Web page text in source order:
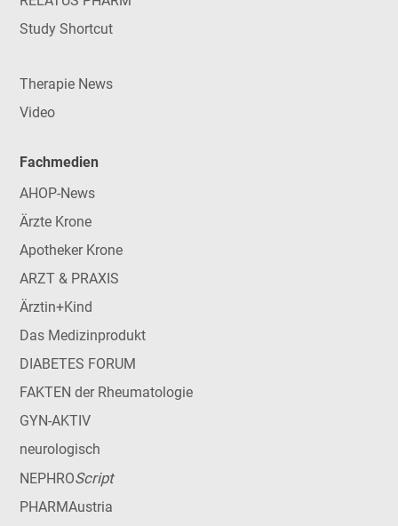
Study Shortcut
Therapie News
Video
Fachmedien
AHOP-News
Ärzte Krone
Apotheker Krone
ARZT & PRAXIS
Ärztin+Kind
Das Medizinprodukt
DIABETES FORUM
FAKTEN der Rheumatologie
GYN-AKTIV
neurologisch
NEPHROScript
PHARMAustria